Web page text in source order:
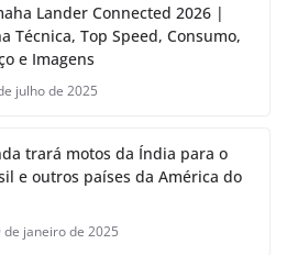
Lander Connected 2026 |
Técnica, Top Speed, Consumo,
e Imagens
julho de 2025
trará motos da Índia para o
e outros países da América do
de janeiro de 2025